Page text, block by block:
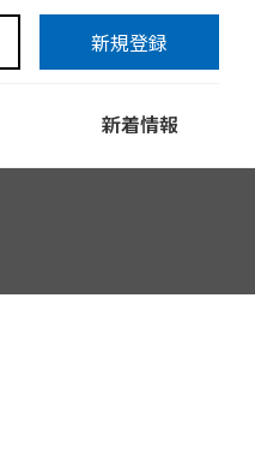
新着情報
新規登録